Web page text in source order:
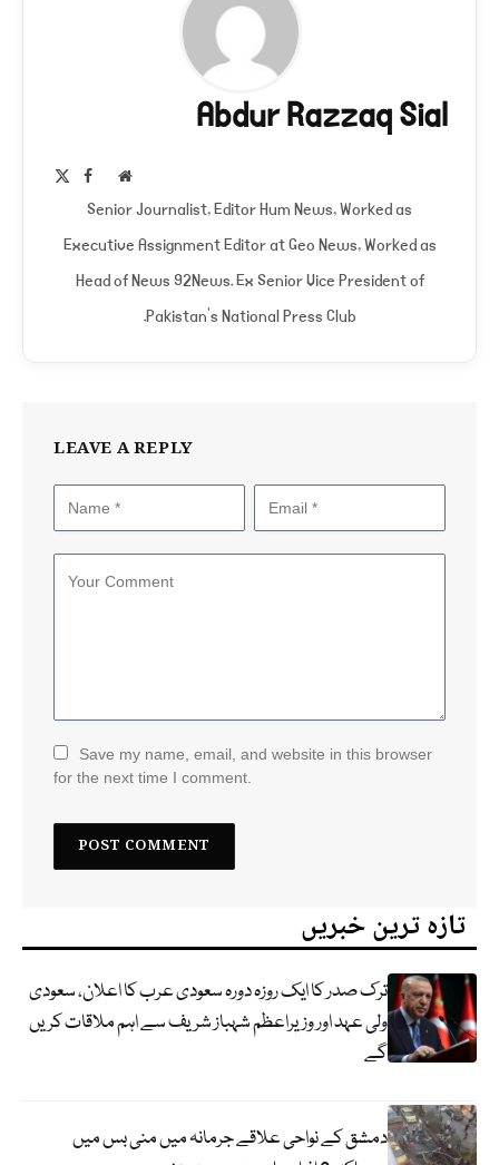
Abdur Razzaq Sial
Website
Facebook
Senior Journalist, Editor Hum News, Worked as
Executive Assignment Editor at Geo News, Worked as
Head of News 92News. Ex Senior Vice President of
Pakistan's National Press Club.
LEAVE A REPLY
Save my name, email, and website in this browser
for the next time I comment.
تازہ ترین خبریں
ترک صدر کا ایک روزہ دورہ سعودی عرب کا اعلان، سعودی
ولی عہد اور وزیراعظم شہباز شریف سے اہم ملاقات کریں
گے
دمشق کے نواحی علاقے جرمانہ میں منی بس میں